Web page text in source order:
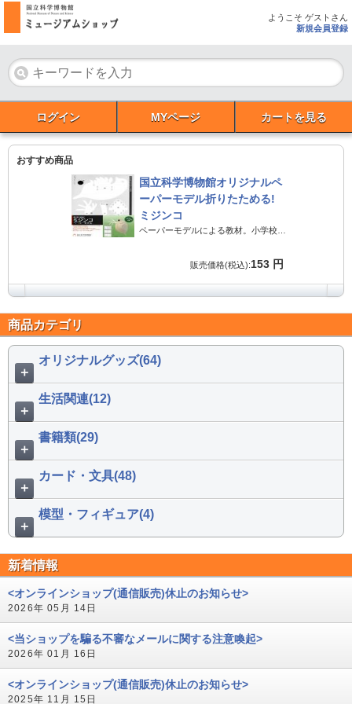
ようこそ ゲストさん
新規会員登録
ログイン MYページ カートを見る
おすすめ商品
国立科学博物館オリジナルペ
ーパーモデル折りたためる!
ミジンコ
販売価格(税込):153 円
商品カテゴリ
＋
オリジナルグッズ(64)
＋
生活関連(12)
＋
書籍類(29)
＋
カード・文具(48)
＋
模型・フィギュア(4)
新着情報
<オンラインショップ(通信販売)休止のお知らせ>
2026年 05月 14日
<当ショップを騙る不審なメールに関する注意喚起>
2026年 01月 16日
<オンラインショップ(通信販売)休止のお知らせ>
2025年 11月 15日